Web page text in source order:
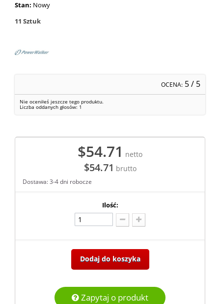
Stan: Nowy
11 Sztuk
OCENA: 5/ 5
Nie oceniłeś jeszcze tego produktu.
Liczba oddanych głosów: 1
$54.71 netto
$54.71 brutto
Dostawa: 3-4 dni robocze
Ilość:
Dodaj do koszyka
Zapytaj o produkt